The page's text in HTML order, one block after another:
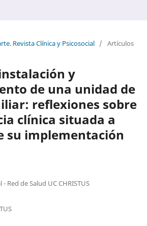
Revista Clínica y Psicosocial / Artículos
y
de una unidad de
reflexiones sobre
clínica situada a
su implementación
Red de Salud UC CHRISTUS